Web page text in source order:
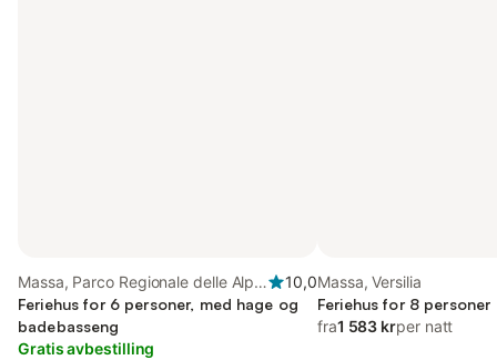
Massa, Parco Regionale delle Alpi
Apuane
10,0
Feriehus for 6 personer, med hage og
badebasseng
Gratis avbestilling
Massa, Versilia
Feriehus for 8 personer
fra1 583 krper natt